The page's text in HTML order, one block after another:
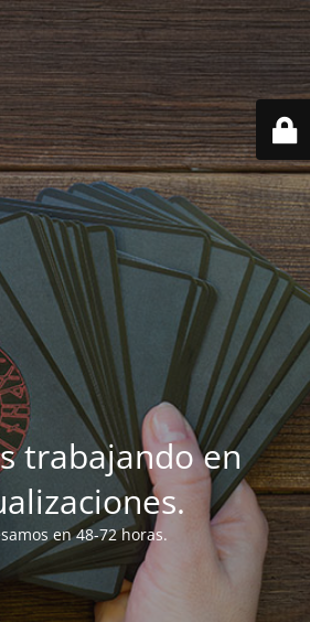
trabajando en
en 48-72 horas.